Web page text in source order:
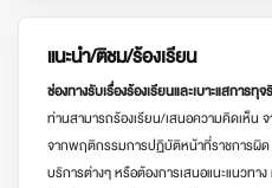
แนะนำ/ติชม/ร้องเรียน
ช่องทางรับเรื่องร้องเรียนและเบาะแสการทุจ
ท่านสามารถร้องเรียน/เสนอความคิดเห็น
จากพฤติกรรมการปฏิบัติหน้าที่ราชการผิด
บริการต่างๆ หรือต้องการเสนอแนะแนวท